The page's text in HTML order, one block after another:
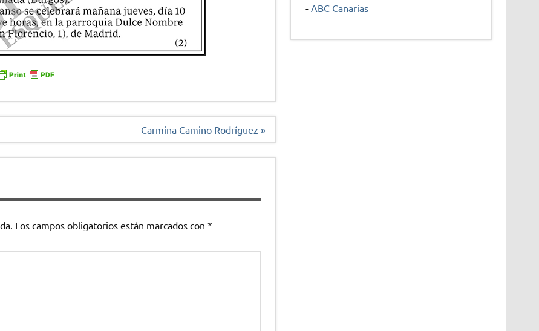
Carmina Camino Rodríguez »
Los campos obligatorios están marcados con *
- ABC Canarias